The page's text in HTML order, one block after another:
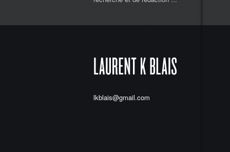
lkblais@gmail.com